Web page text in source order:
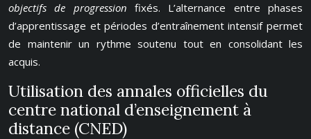
objectifs de progression fixés. L’alternance entre phases
d’apprentissage et périodes d’entraînement intensif permet
de maintenir un rythme soutenu tout en consolidant les
acquis.
Utilisation des annales officielles du
centre national d’enseignement à
distance (CNED)